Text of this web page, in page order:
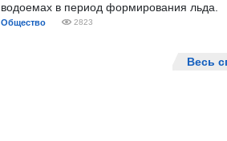
водоемах в период формирования льда.
Общество 2823
Весь